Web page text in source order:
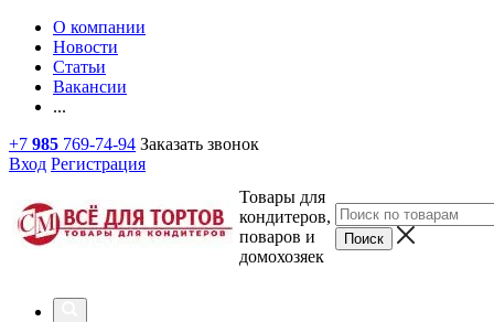
О компании
Новости
Статьи
Вакансии
...
+7 985 769-74-94 Заказать звонок
Вход Регистрация
Товары для
кондитеров,
поваров и
домохозяек